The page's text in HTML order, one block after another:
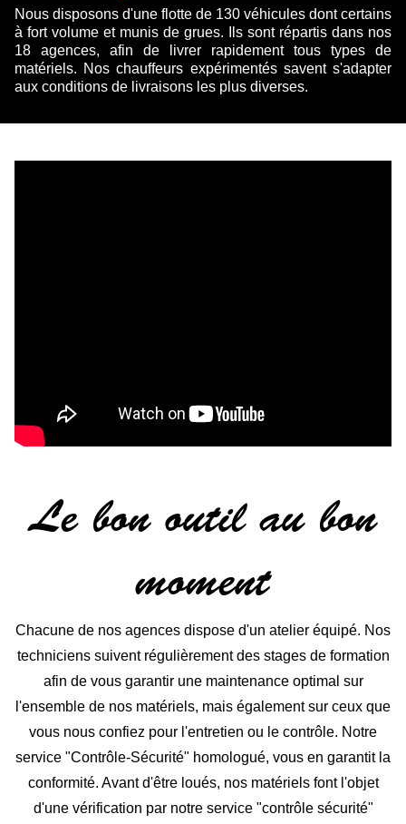
Nous disposons d'une flotte de 130 véhicules dont certains
à fort volume et munis de grues. Ils sont répartis dans nos
18 agences, afin de livrer rapidement tous types de
matériels. Nos chauffeurs expérimentés savent s'adapter
aux conditions de livraisons les plus diverses.
Le bon outil au bon
moment
Chacune de nos agences dispose d'un atelier équipé. Nos
techniciens suivent régulièrement des stages de formation
afin de vous garantir une maintenance optimal sur
l'ensemble de nos matériels, mais également sur ceux que
vous nous confiez pour l'entretien ou le contrôle. Notre
service "Contrôle-Sécurité" homologué, vous en garantit la
conformité. Avant d'être loués, nos matériels font l'objet
d'une vérification par notre service "contrôle sécurité"